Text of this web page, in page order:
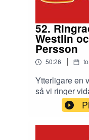
52.
Westlin
Persson
50:26 |
Ytterligare en
så vi ringer
med Tobias
känslan efter
säsongen som
kommande